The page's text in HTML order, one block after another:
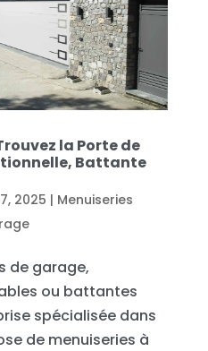
la Porte de
Battante
2025 | Menuiseries
de garage,
ou battantes
spécialisée dans
de menuiseries à